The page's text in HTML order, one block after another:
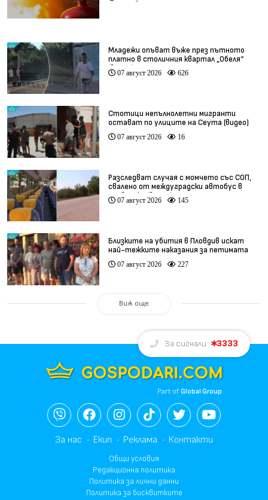
Младежи опъват въже през пътното
платно в столичния квартал „Обеля“
(видео)
07 август 2026 626
Стотици непълнолетни мигранти
остават по улиците на Сеута (видео)
07 август 2026 16
Разследват случая с момчето със СОП,
свалено от междуградски автобус в
Плевенско (видео)
07 август 2026 145
Близките на убития в Пловдив искат
най-тежките наказания за петимата
непълнолетни
07 август 2026 227
Виж още
За сигнали: 3333
Part ofGlobal Group
За нас Екип Реклама Контакти
Общи условия
Редакционна политика
Политика за лични данни
Политика за бисквитките